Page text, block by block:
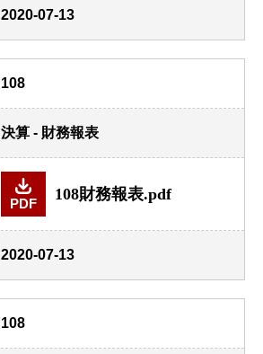
2020-07-13
108
決算 - 財務報表
PDF
108財務報表.pdf
2020-07-13
108